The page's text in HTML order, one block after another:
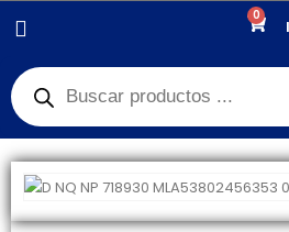
0